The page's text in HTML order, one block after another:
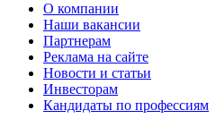
О компании
Наши вакансии
Партнерам
Реклама на сайте
Новости и статьи
Инвесторам
Кандидаты по профессиям